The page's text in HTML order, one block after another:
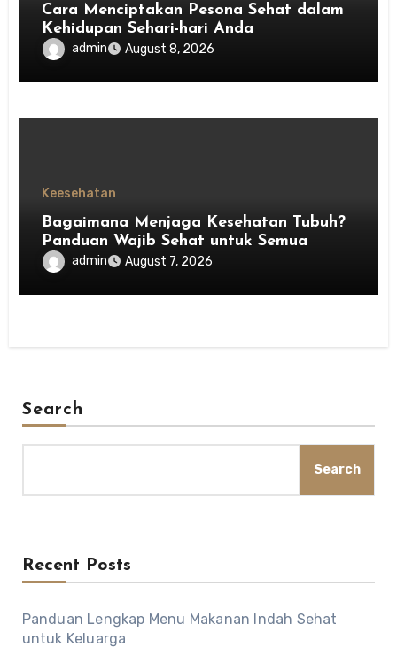
Cara Menciptakan Pesona Sehat dalam
Kehidupan Sehari-hari Anda
admin August 8, 2026
Keesehatan
Bagaimana Menjaga Kesehatan Tubuh?
Panduan Wajib Sehat untuk Semua
admin August 7, 2026
Search
Search
Recent Posts
Panduan Lengkap Menu Makanan Indah Sehat
untuk Keluarga